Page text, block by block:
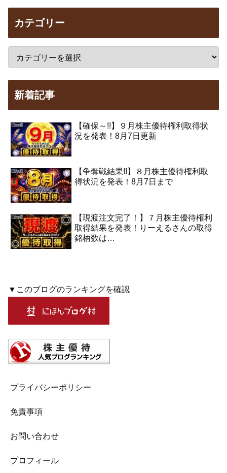
カテゴリー
新着記事
【確保～!!】９月株主優待権利取得状
況を発表！8月7日更新
【争奪戦結果!!】８月株主優待権利取
得状況を発表！8月7日まで
【現渡注文完了！】７月株主優待権利
取得結果を発表！りーえるさんの取得
銘柄数は…
▼このブログのランキングを確認
プライバシーポリシー
免責事項
お問い合わせ
プロフィール